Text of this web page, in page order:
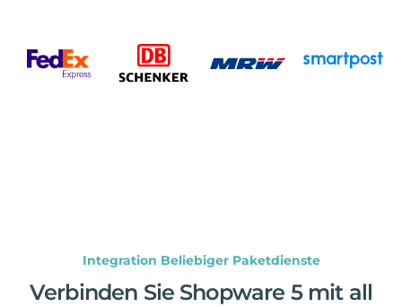
Integration Beliebiger Paketdienste
Verbinden Sie Shopware 5 mit all